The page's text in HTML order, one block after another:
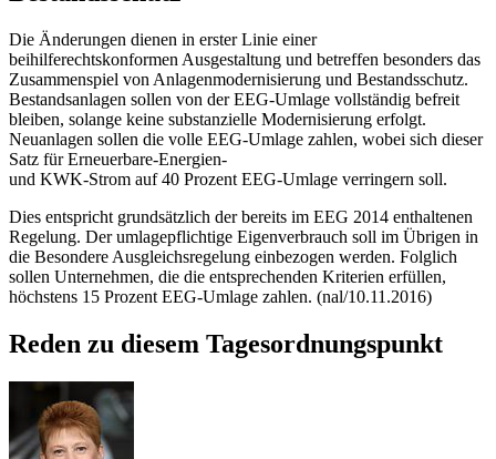
Die Änderungen dienen in erster Linie einer
beihilferechtskonformen Ausgestaltung und betreffen besonders das
Zusammenspiel von Anlagenmodernisierung und Bestandsschutz.
Bestandsanlagen sollen von der EEG-Umlage vollständig befreit
bleiben, solange keine substanzielle Modernisierung erfolgt.
Neuanlagen sollen die volle EEG-Umlage zahlen, wobei sich dieser
Satz für Erneuerbare-Energien-
und KWK-Strom auf 40 Prozent EEG-Umlage verringern soll.
Dies entspricht grundsätzlich der bereits im EEG 2014 enthaltenen
Regelung. Der umlagepflichtige Eigenverbrauch soll im Übrigen in
die Besondere Ausgleichsregelung einbezogen werden. Folglich
sollen Unternehmen, die die entsprechenden Kriterien erfüllen,
höchstens 15 Prozent EEG-Umlage zahlen. (nal/10.11.2016)
Reden zu diesem Tagesordnungspunkt